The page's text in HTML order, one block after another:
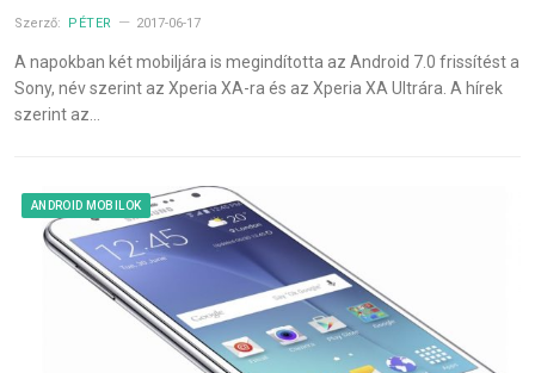
Szerző: PÉTER 2017-06-17
A napokban két mobiljára is megindította az Android 7.0 frissítést a
Sony, név szerint az Xperia XA-ra és az Xperia XA Ultrára. A hírek
szerint az…
ANDROID MOBILOK